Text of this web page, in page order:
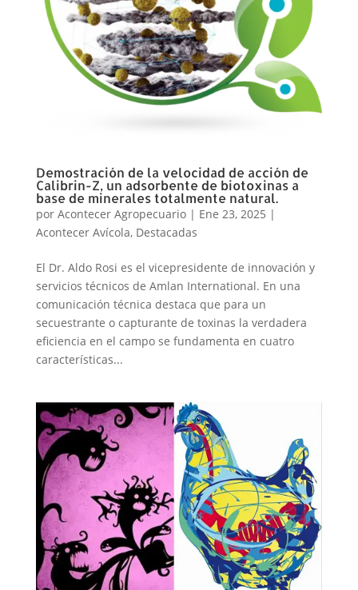
Demostración de la velocidad de acción de
Calibrin-Z, un adsorbente de biotoxinas a
base de minerales totalmente natural.
por Acontecer Agropecuario| Ene 23, 2025 |
Acontecer Avícola, Destacadas
El Dr. Aldo Rosi es el vicepresidente de innovación y
servicios técnicos de Amlan International. En una
comunicación técnica destaca que para un
secuestrante o capturante de toxinas la verdadera
eficiencia en el campo se fundamenta en cuatro
características...